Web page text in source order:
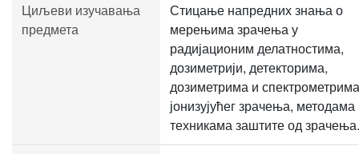
Циљеви изучавања
предмета
Стицање напредних знања о
мерењима зрачења у
радијационим делатностима,
дозиметрији, детекторима,
дозиметрима и спектрометрима
јонизујућег зрачења, методама
техникама заштите од зрачења.